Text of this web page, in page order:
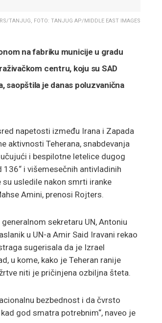
TANJUG, FOTO: TANJUG AP/MIDDLE EAST IMAGES
na fabriku municije u gradu
centru, koju su SAD
saopštila je danas poluzvanična
napetosti između Irana i Zapada
aktivnosti Teherana, snabdevanja
i bespilotne letelice dugog
136“ i višemesečnih antivladinih
usledile nakon smrti iranke
Amini, prenosi Rojters.
sekretaru UN, Antoniu
u UN-a Amir Said Iravani rekao
sugerisala da je Izrael
u kome, kako je Teheran ranije
niti je pričinjena ozbiljna šteta.
bezbednost i da čvrsto
god smatra potrebnim“, naveo je